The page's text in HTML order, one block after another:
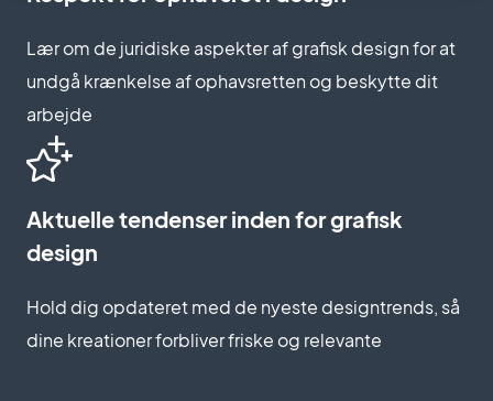
Lær om de juridiske aspekter af grafisk design for at
undgå krænkelse af ophavsretten og beskytte dit
arbejde
Aktuelle tendenser inden for grafisk
design
Hold dig opdateret med de nyeste designtrends, så
dine kreationer forbliver friske og relevante